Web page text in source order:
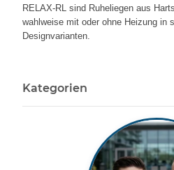
RELAX-RL sind Ruheliegen aus
wahlweise mit oder ohne Heizung in
Designvarianten.
Kategorien